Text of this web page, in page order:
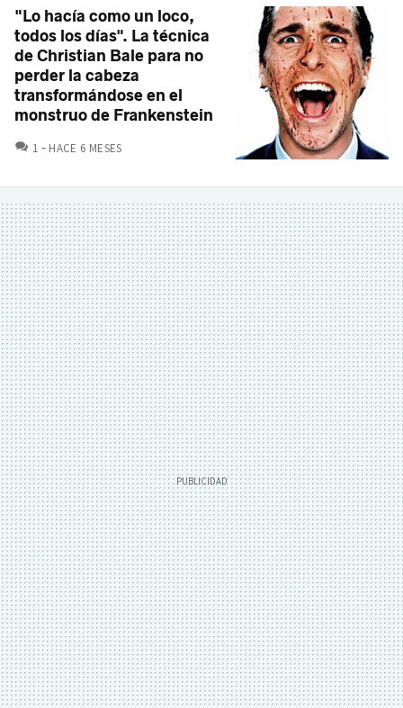
"Lo hacía como un loco,
todos los días". La técnica
de Christian Bale para no
perder la cabeza
transformándose en el
monstruo de Frankenstein
1 COMENTARIOS
HACE 6 MESES